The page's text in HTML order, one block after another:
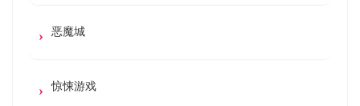
恶魔城
惊悚游戏